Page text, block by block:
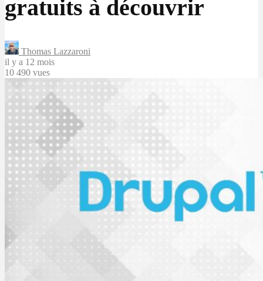
gratuits à découvrir
Thomas Lazzaroni
il y a 12 mois
10 490 vues